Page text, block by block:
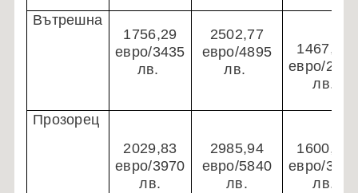
Вътрешна
1756,29
евро/3435
лв.
2502,77
евро/4895
лв.
1467,41
евро/2870
лв.
Прозорец
2029,83
евро/3970
лв.
2985,94
евро/5840
лв.
1600,34
евро/3130
лв.